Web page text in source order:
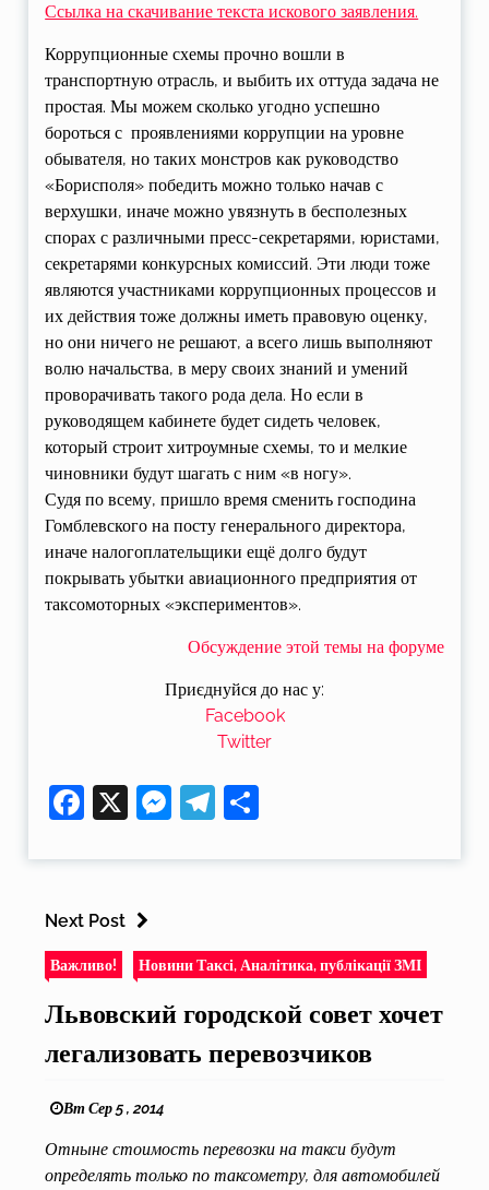
Ссылка на скачивание текста искового заявления.
Коррупционные схемы прочно вошли в
транспортную отрасль, и выбить их оттуда задача не
простая. Мы можем сколько угодно успешно
бороться с проявлениями коррупции на уровне
обывателя, но таких монстров как руководство
«Борисполя» победить можно только начав с
верхушки, иначе можно увязнуть в бесполезных
спорах с различными пресс-секретарями, юристами,
секретарями конкурсных комиссий. Эти люди тоже
являются участниками коррупционных процессов и
их действия тоже должны иметь правовую оценку,
но они ничего не решают, а всего лишь выполняют
волю начальства, в меру своих знаний и умений
проворачивать такого рода дела. Но если в
руководящем кабинете будет сидеть человек,
который строит хитроумные схемы, то и мелкие
чиновники будут шагать с ним «в ногу».
Судя по всему, пришло время сменить господина
Гомблевского на посту генерального директора,
иначе налогоплательщики ещё долго будут
покрывать убытки авиационного предприятия от
таксомоторных «экспериментов».
Обсуждение этой темы на форуме
Facebook
X Messenger
Telegram
Приєднуйся до нас у:
Facebook
Twitter
Next Post
Важливо! Новини Таксі, Аналітика, публікації ЗМІ
Львовский городской совет хочет
легализовать перевозчиков
Вт Сер 5 , 2014
Отныне стоимость перевозки на такси будут
определять только по таксометру, для автомобилей